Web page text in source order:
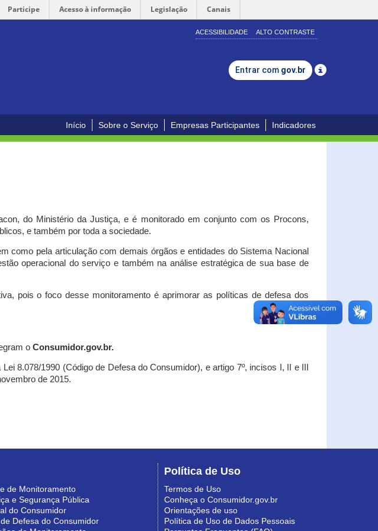
Participe Acesso à informação Legislação Canais
ACESSIBILIDADE ALTO CONTRASTE
Entrar com gov.br
Início Sobre o Serviço Empresas Participantes Indicadores
do Ministério da Justiça, e é monitorado em conjunto com os Procons,
e também por toda a sociedade.
como pela articulação com demais órgãos e entidades do Sistema Nacional
operacional do serviço e também na análise estratégica de sua base de
pois o foco desse monitoramento é aprimorar as políticas de defesa dos
o Consumidor.gov.br.
8.078/1990 (Código de Defesa do Consumidor), e artigo 7º, incisos I, II e III
de 2015.
de Monitoramento
e Segurança Pública
do Consumidor
Defesa do Consumidor
Política de Uso
Termos de Uso
Conheça o Consumidor.gov.br
Orientações de uso
Política de Uso de Dados Pessoais